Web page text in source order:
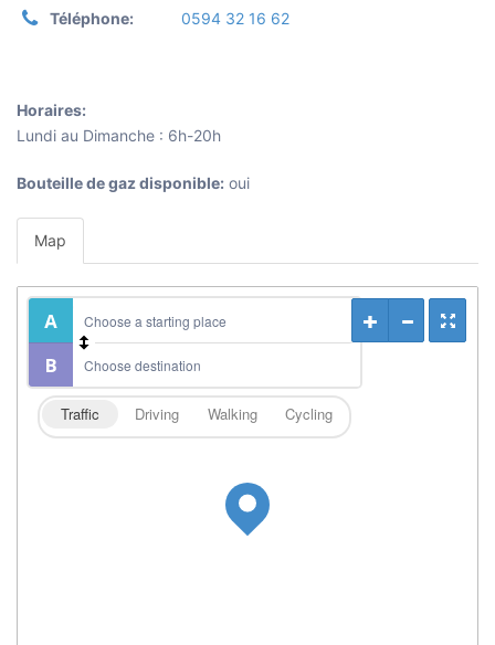
Téléphone: 0594 32 16 62
Horaires:
Lundi au Dimanche : 6h-20h
Bouteille de gaz disponible: oui
Map
Traffic Driving Walking Cycling